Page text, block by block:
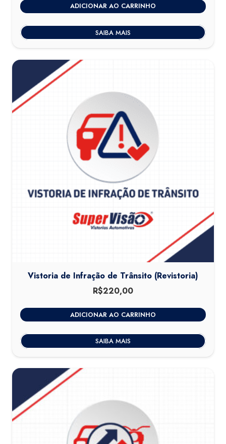
ADICIONAR AO CARRINHO
SAIBA MAIS
Vistoria de Infração de Trânsito (Revistoria)
R$220,00
ADICIONAR AO CARRINHO
SAIBA MAIS